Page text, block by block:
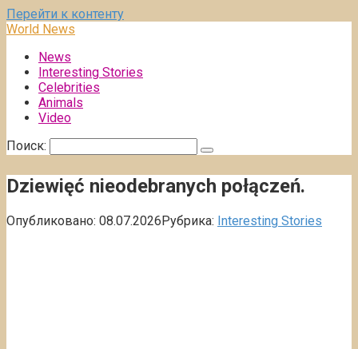
Перейти к контенту
World News
News
Interesting Stories
Celebrities
Animals
Video
Поиск:
Dziewięć nieodebranych połączeń.
Опубликовано: 08.07.2026Рубрика: Interesting Stories